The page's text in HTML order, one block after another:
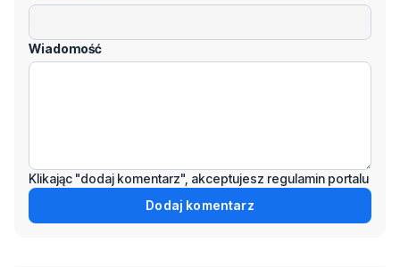
Wiadomość
Klikając "dodaj komentarz", akceptujesz regulamin portalu
Dodaj komentarz